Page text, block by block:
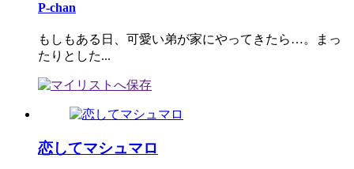
P-chan
もしもある日、可愛い弟が家にやってきたら…。まっ
たりとした...
恋してマシュマロ